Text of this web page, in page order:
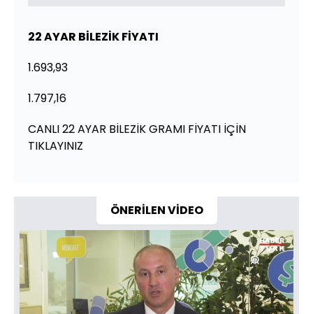
22 AYAR BİLEZİK FİYATI
1.693,93
1.797,16
CANLI 22 AYAR BİLEZİK GRAMI FİYATI İÇİN
TIKLAYINIZ
ÖNERİLEN VİDEO